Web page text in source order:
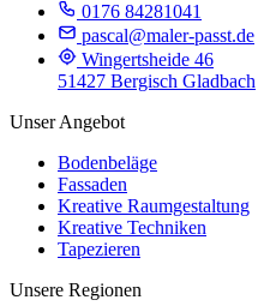
0176 84281041
pascal@maler-passt.de
Wingertsheide 46
51427 Bergisch Gladbach
Unser Angebot
Bodenbeläge
Fassaden
Kreative Raumgestaltung
Kreative Techniken
Tapezieren
Unsere Regionen